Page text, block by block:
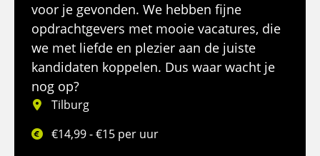
voor je gevonden. We hebben fijne
opdrachtgevers met mooie vacatures, die
we met liefde en plezier aan de juiste
kandidaten koppelen. Dus waar wacht je
nog op?
Tilburg
€14,99 - €15 per uur